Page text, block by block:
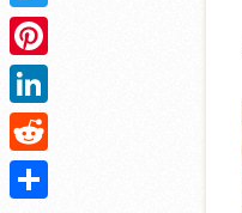
Twitter
Pinterest
LinkedIn
Reddit